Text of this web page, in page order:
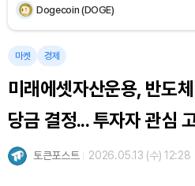
마켓 경제
미래에셋자산운용, 반도
당금 결정... 투자자 관심
토큰포스트 2026.05.13 (수) 12:28